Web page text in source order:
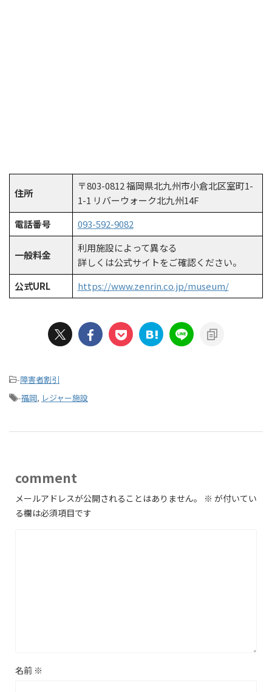
住所
〒803-0812 福岡県北九州市小倉北区室町1-
1-1 リバーウォーク北九州14F
電話番号
093-592-9082
一般料金
利用施設によって異なる
詳しくは公式サイトをご確認ください。
公式URL
https://www.zenrin.co.jp/museum/
-障害者割引
-福岡, レジャー施設
comment
メールアドレスが公開されることはありません。 ※ が付いてい
る欄は必須項目です
名前 ※